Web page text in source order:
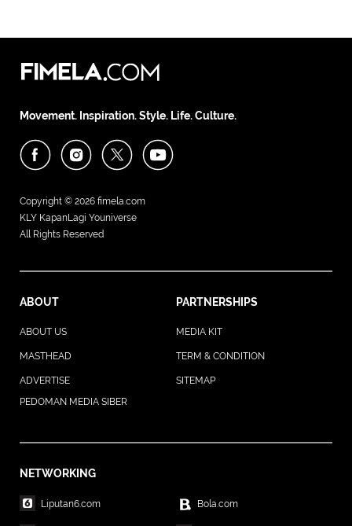
Movement. Inspiration. Style. Life. Culture.
Copyright © 2026 fimela.com
KLY KapanLagi Youniverse
All Rights Reserved
ABOUT PARTNERSHIPS
ABOUT US MEDIA KIT
MASTHEAD TERM & CONDITION
ADVERTISE
SITEMAP
PEDOMAN MEDIA SIBER
NETWORKING
Liputan6.com Bola.com